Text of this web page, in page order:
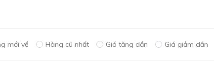
mới về Hàng cũ nhất Giá tăng dần Giá giảm dần